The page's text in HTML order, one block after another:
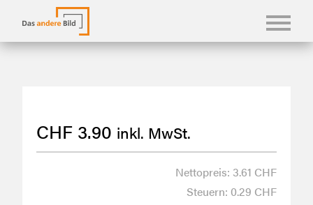
KASUALIEN & KARTEN
ÜBER UNS
CHF 3.90 inkl. MwSt.
Nettopreis: 3.61 CHF
Steuern: 0.29 CHF